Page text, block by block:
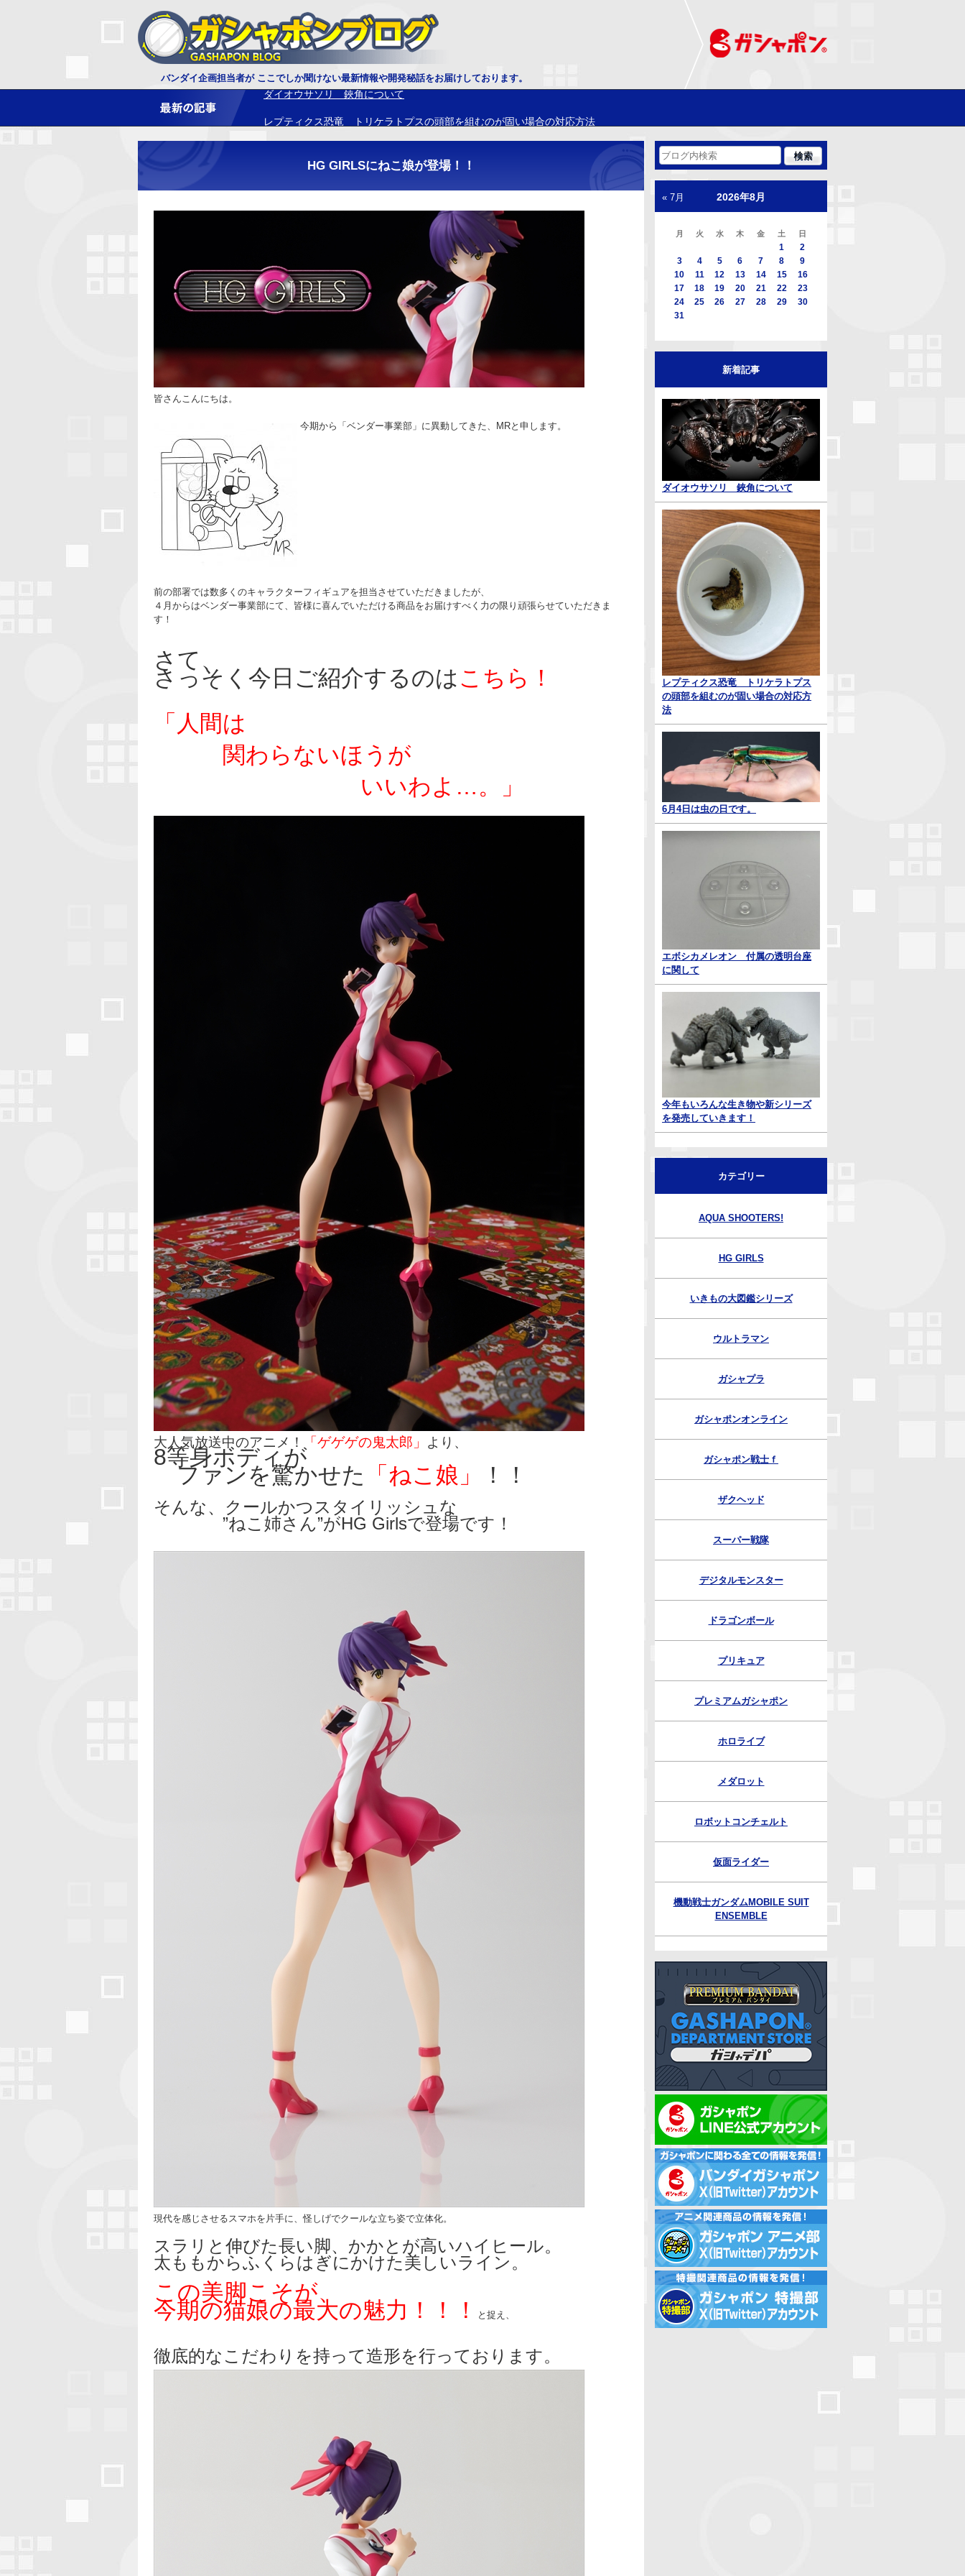
バンダイ企画担当者が ここでしか聞けない最新情報や開発秘話をお届けしております。
ダイオウサソリ 鋏角について
2026年8月
月 火 水 木 金 土 日
1
2
3
4 5 6 7 8
9
10
11 12 13 14 15
16
17
18 19 20 21 22
23
24
25 26 27 28 29
30
31
« 7月
新着記事
ダイオウサソリ 鋏角について
レプティクス恐竜 トリケラトプス
の頭部を組むのが固い場合の対応方
法
6月4日は虫の日です。
エボシカメレオン 付属の透明台座
に関して
今年もいろんな生き物や新シリーズ
を発売していきます！
カテゴリー
AQUA SHOOTERS!
HG GIRLS
いきもの大図鑑シリーズ
ウルトラマン
ガシャプラ
ガシャポンオンライン
ガシャポン戦士ｆ
ザクヘッド
スーパー戦隊
デジタルモンスター
ドラゴンボール
プリキュア
プレミアムガシャポン
ホロライブ
メダロット
ロボットコンチェルト
仮面ライダー
機動戦士ガンダムMOBILE SUIT
ENSEMBLE
HG GIRLSにねこ娘が登場！！
皆さんこんにちは。
今期から「ベンダー事業部」に異動してきた、MRと申します。
前の部署では数多くのキャラクターフィギュアを担当させていただきましたが、
４月からはベンダー事業部にて、皆様に喜んでいただける商品をお届けすべく力の限り頑張らせていただきま
す！
さて、
さっそく今日ご紹介するのはこちら！
「人間は
関わらないほうが
いいわよ…。」
大人気放送中のアニメ！ 「ゲゲゲの鬼太郎」 より、
8等身ボディが
ファンを驚かせた 「ねこ娘」 ！！
そんな、クールかつスタイリッシュな
”ねこ姉さん”がHG Girlsで登場です！
現代を感じさせるスマホを片手に、怪しげでクールな立ち姿で立体化。
スラリと伸びた長い脚、かかとが高いハイヒール。
太ももからふくらはぎにかけた美しいライン。
この美脚こそが、
今期の猫娘の最大の魅力！！！ と捉え、
徹底的なこだわりを持って造形を行っております。